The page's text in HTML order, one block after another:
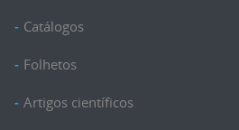
Catálogos
Folhetos
Artigos científicos